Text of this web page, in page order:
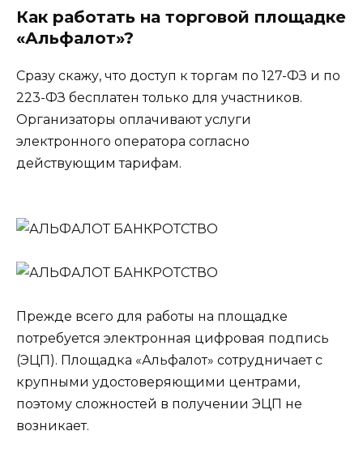
Как работать на торговой площадке
«Альфалот»?
Сразу скажу, что доступ к торгам по 127-ФЗ и по
223-ФЗ бесплатен только для участников.
Организаторы оплачивают услуги
электронного оператора согласно
действующим тарифам.
Прежде всего для работы на площадке
потребуется электронная цифровая подпись
(ЭЦП). Площадка «Альфалот» сотрудничает с
крупными удостоверяющими центрами,
поэтому сложностей в получении ЭЦП не
возникает.